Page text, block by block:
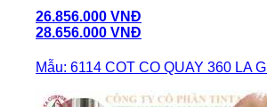
26.856.000 VNĐ
28.656.000 VNĐ
Mẫu: 6114 COT CO QUAY 360 LA GI